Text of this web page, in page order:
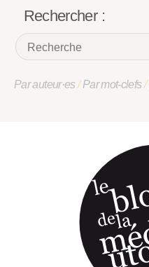
Rechercher :
Par auteur·es/Par mot-clefs/